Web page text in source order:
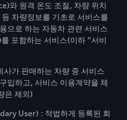
와 원격 온도 조절, 차량 위치
차량정보를 기초로 서비스를
으로 하는 자동차 관련 서비스
포함하는 서비스(이하 “서비
가 판매하는 차량 중 서비스
입하고, 서비스 이용계약을 체
은 제외)
User) : 적법하게 등록된 회